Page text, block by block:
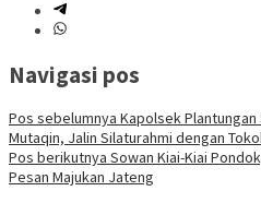
Navigasi pos
Pos sebelumnya Kapolsek
Mutaqin, Jalin Silaturahmi dengan
Pos berikutnya Sowan Kiai-Kiai
Pesan Majukan Jateng